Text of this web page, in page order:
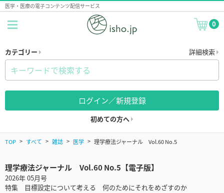
医学・医療の電子コンテンツ配信サービス
0
カテゴリー 詳細検索
ログイン／新規登録
初めての方へ
TOP すべて 雑誌 医学 理学療法ジャーナル Vol.60 No.5
理学療法ジャーナル Vol.60 No.5【電子版】
2026年 05月号
特集 目標設定について考える 何のためにそれをめざすのか